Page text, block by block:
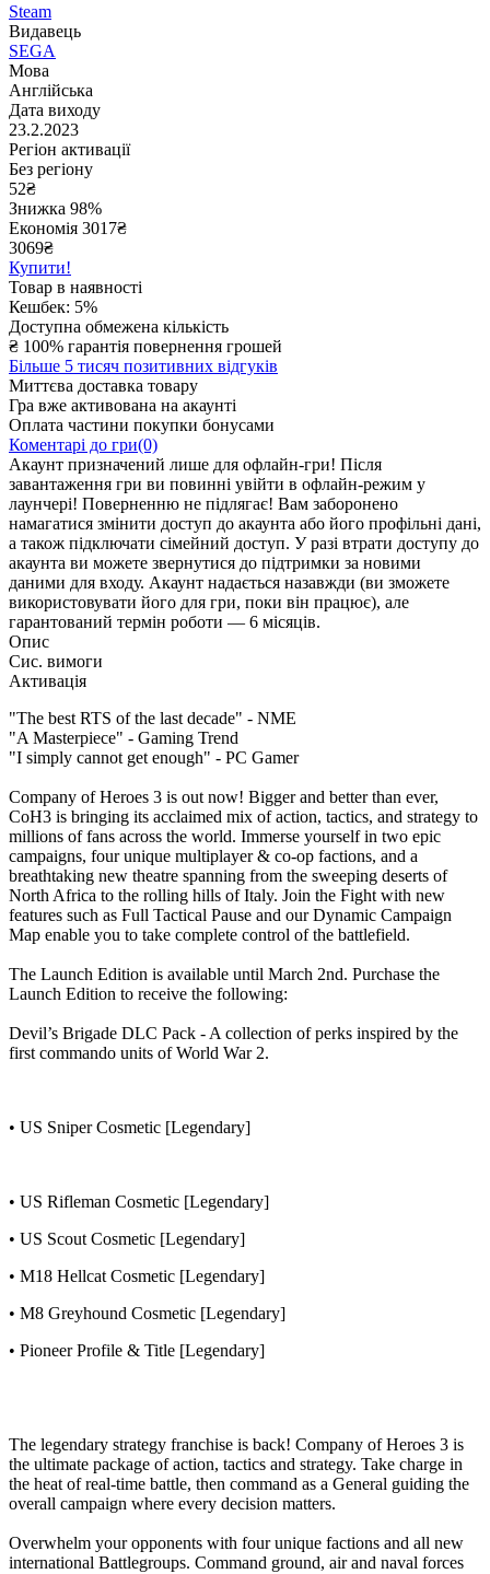
Steam
Видавець
SEGA
Мова
Англійська
Дата виходу
23.2.2023
Регіон активації
Без регіону
52₴
Знижка 98%
Економія 3017₴
3069₴
Купити!
Товар в наявності
Кешбек: 5%
Доступна обмежена кількість
₴ 100% гарантія повернення грошей
Більше 5 тисяч позитивних відгуків
Миттєва доставка товару
Гра вже активована на акаунті
Оплата частини покупки бонусами
Коментарі до гри(0)
Акаунт призначений лише для офлайн-гри! Після
завантаження гри ви повинні увійти в офлайн-режим у
лаунчері! Поверненню не підлягає! Вам заборонено
намагатися змінити доступ до акаунта або його профільні дані,
а також підключати сімейний доступ. У разі втрати доступу до
акаунта ви можете звернутися до підтримки за новими
даними для входу. Акаунт надається назавжди (ви зможете
використовувати його для гри, поки він працює), але
гарантований термін роботи — 6 місяців.
Опис
Сис. вимоги
Активація
"The best RTS of the last decade" - NME
"A Masterpiece" - Gaming Trend
"I simply cannot get enough" - PC Gamer
Company of Heroes 3 is out now! Bigger and better than ever,
CoH3 is bringing its acclaimed mix of action, tactics, and strategy to
millions of fans across the world. Immerse yourself in two epic
campaigns, four unique multiplayer & co-op factions, and a
breathtaking new theatre spanning from the sweeping deserts of
North Africa to the rolling hills of Italy. Join the Fight with new
features such as Full Tactical Pause and our Dynamic Campaign
Map enable you to take complete control of the battlefield.
The Launch Edition is available until March 2nd. Purchase the
Launch Edition to receive the following:
Devil’s Brigade DLC Pack - A collection of perks inspired by the
first commando units of World War 2.
• US Sniper Cosmetic [Legendary]
• US Rifleman Cosmetic [Legendary]
• US Scout Cosmetic [Legendary]
• M18 Hellcat Cosmetic [Legendary]
• M8 Greyhound Cosmetic [Legendary]
• Pioneer Profile & Title [Legendary]
The legendary strategy franchise is back! Company of Heroes 3 is
the ultimate package of action, tactics and strategy. Take charge in
the heat of real-time battle, then command as a General guiding the
overall campaign where every decision matters.
Overwhelm your opponents with four unique factions and all new
international Battlegroups. Command ground, air and naval forces